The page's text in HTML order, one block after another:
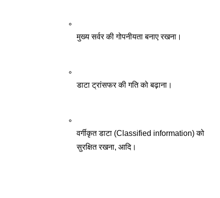
मुख्य सर्वर की गोपनीयता बनाए रखना।
डाटा ट्रांसफर की गति को बढ़ाना।
वर्गीकृत डाटा (Classified information) को
सुरक्षित रखना, आदि।